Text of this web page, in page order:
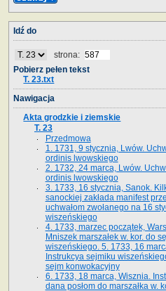
Idź do
strona:
Pobierz pełen tekst
T. 23.txt
Nawigacja
Akta grodzkie i ziemskie
T. 23
Przedmowa
1. 1731, 9 stycznia, Lwów.
ordinis lwowskiego
2. 1732, 24 marca, Lwów.
ordinis lwowskiego
3. 1733, 16 stycznia, Sanok.
sanockiej zakłada manifest
uchwałom zwołanego na 16
wiszeńskiego
4. 1733, marzec początek,
Mniszek marszałek w. kor. do
wiszeńskiego. 5. 1733, 16
Instrukcya sejmiku
sejm konwokacyjny
6. 1733, 18 marca, Wisznia.
dana posłom do marszałka w.